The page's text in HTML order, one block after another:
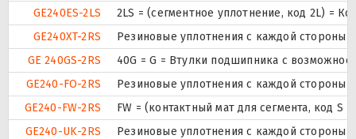
GE240ES-2LS
2LS = (сегментное уплотнение, код 2L) =
GE240XT-2RS
Резиновые уплотнения с каждой стороны
GE 240GS-2RS
40G = G = Втулки подшипника с
GE240-FO-2RS
Резиновые уплотнения с каждой стороны
GE240-FW-2RS
FW = (контактный мат для сегмента, код
GE240-UK-2RS
Резиновые уплотнения с каждой стороны